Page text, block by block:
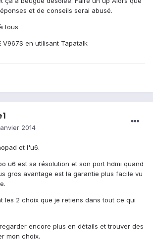
et de conseils serai abusé.
tous
V967S en utilisant Tapatalk
2014
et l'u6.
u6 est sa résolution et son port hdmi quand
gros avantage est la garantie plus facile vu
les 2 choix que je retiens dans tout ce qui
encore plus en détails et trouver des
mon choix.